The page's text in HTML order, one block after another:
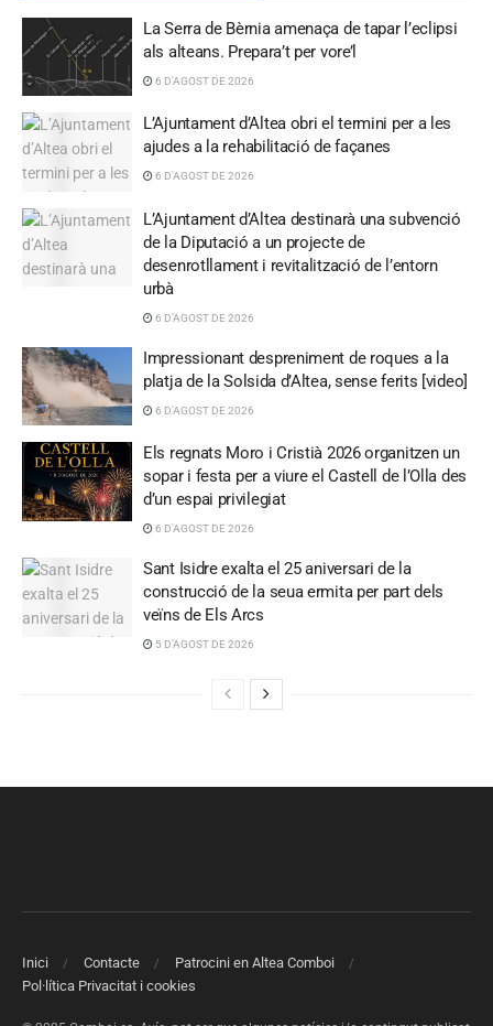
La Serra de Bèrnia amenaça de tapar l’eclipsi
als alteans. Prepara’t per vore’l
6 D'AGOST DE 2026
L’Ajuntament d’Altea obri el termini per a les
ajudes a la rehabilitació de façanes
6 D'AGOST DE 2026
L’Ajuntament d’Altea destinarà una subvenció
de la Diputació a un projecte de
desenrotllament i revitalització de l’entorn
urbà
6 D'AGOST DE 2026
Impressionant despreniment de roques a la
platja de la Solsida d’Altea, sense ferits [video]
6 D'AGOST DE 2026
Els regnats Moro i Cristià 2026 organitzen un
sopar i festa per a viure el Castell de l’Olla des
d’un espai privilegiat
6 D'AGOST DE 2026
Sant Isidre exalta el 25 aniversari de la
construcció de la seua ermita per part dels
veïns de Els Arcs
5 D'AGOST DE 2026
Inici Contacte
Patrocini en Altea Comboi
Pol·lítica Privacitat i cookies